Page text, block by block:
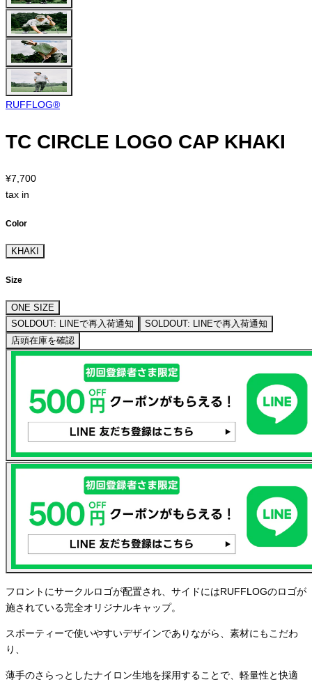
RUFFLOG®︎
TC CIRCLE LOGO CAP KHAKI
¥7,700
tax in
Color
KHAKI
Size
ONE SIZE
SOLDOUT: LINEで再入荷通知
SOLDOUT: LINEで再入荷通知
店頭在庫を確認
フロントにサークルロゴが配置され、サイドにはRUFFLOGのロゴが
施されている完全オリジナルキャップ。
スポーティーで使いやすいデザインでありながら、素材にもこだわ
り、
薄手のさらっとしたナイロン生地を採用することで、軽量性と快適